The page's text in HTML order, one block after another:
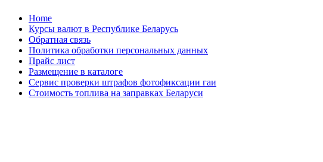
Skip
content
Home
Курсы валют в Республике Беларусь
Обратная связь
Политика обработки персональных данных
Прайс лист
Размещение в каталоге
Сервис проверки штрафов фотофиксации гаи
Стоимость топлива на заправках Беларуси